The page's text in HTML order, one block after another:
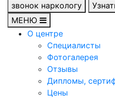
звонок наркологу
МЕНЮ
О центре
Специалисты
Фотогалерея
Отзывы
Дипломы,
Цены